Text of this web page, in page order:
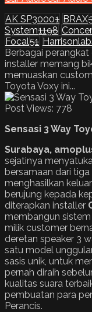
AK SP30001 BRAX
System1198
Focal51
Berbagai
installer memang
memuaskan
Toyota Voxy ini...
Post Views: 778
Sensasi 3 Way
Surabaya,
sejatinya
bersamaan dari
menghasilkan
berujung kepada
diterapkan installer
membangun
milik customer
deretan speaker 3
satu model
sasis unik, untuk
pernah diraih
kualitas suara
pembuatan para
Perancis.